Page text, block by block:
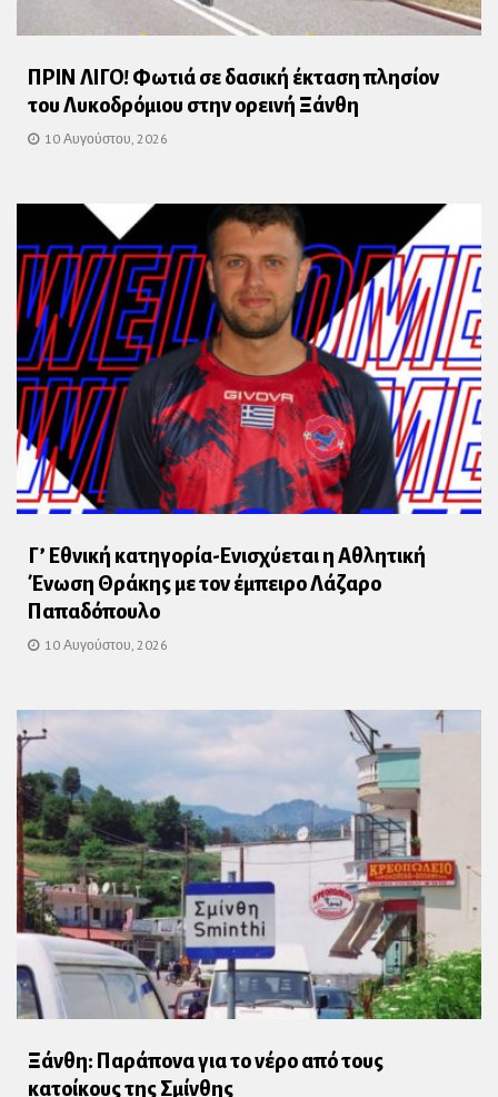
ΠΡΙΝ ΛΙΓΟ! Φωτιά σε δασική έκταση πλησίον
του Λυκοδρόμιου στην ορεινή Ξάνθη
10 Αυγούστου, 2026
Γ’ Εθνική κατηγορία-Ενισχύεται η Αθλητική
Ένωση Θράκης με τον έμπειρο Λάζαρο
Παπαδόπουλο
10 Αυγούστου, 2026
Ξάνθη: Παράπονα για το νέρο από τους
κατοίκους της Σμίνθης